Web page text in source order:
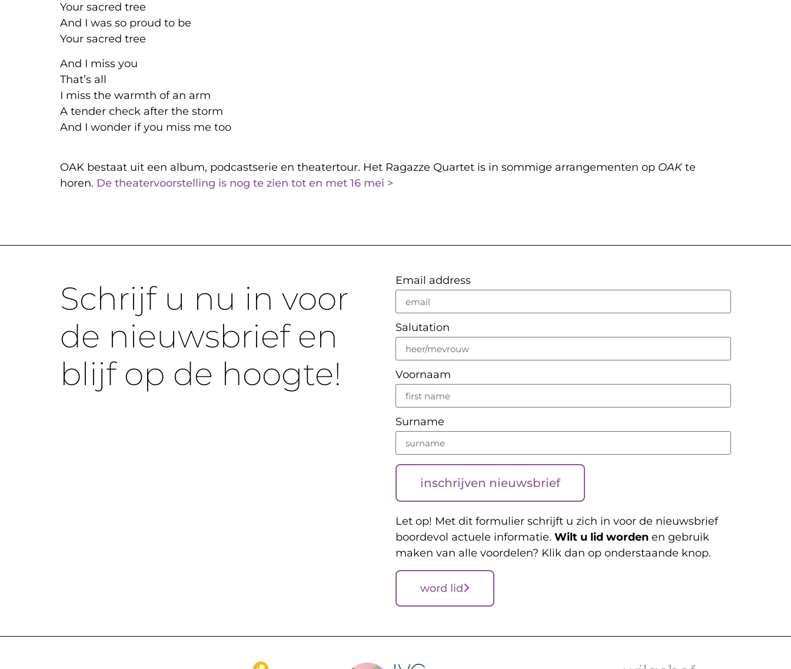
Your sacred tree
And I was so proud to be
Your sacred tree
And I miss you
That’s all
I miss the warmth of an arm
A tender check after the storm
And I wonder if you miss me too
OAK bestaat uit een album, podcastserie en theatertour. Het Ragazze Quartet is in sommige arrangementen op OAKte
horen. De theatervoorstelling is nog te zien tot en met 16 mei >
Schrijf u nu in voor
de nieuwsbrief en
blijf op de hoogte!
Email address
Salutation
Voornaam
Surname
inschrijven nieuwsbrief
Let op! Met dit formulier schrijft u zich in voor de nieuwsbrief
boordevol actuele informatie. Wilt u lid worden en gebruik
maken van alle voordelen? Klik dan op onderstaande knop.
word lid